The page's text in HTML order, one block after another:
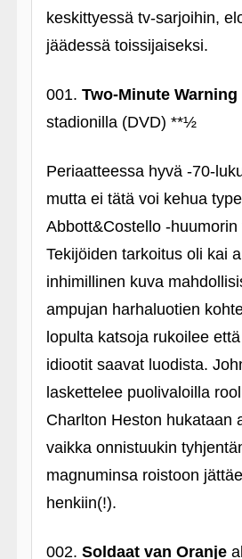
keskittyessä tv-sarjoihin,
jäädessä toissijaiseksi.
001. Two-Minute Warning
stadionilla (DVD) **½
Periaatteessa hyvä ‑70-
mutta ei tätä voi kehua
Abbott&Costello ‑huumorin
Tekijöiden tarkoitus oli kai
inhimillinen kuva
ampujan harhaluotien
lopulta katsoja rukoilee
idiootit saavat luodista.
laskettelee puolivaloilla
Charlton Heston hukataan
vaikka onnistuukin
magnuminsa roistoon
henkiin(!).
002. Soldaat van Oranje